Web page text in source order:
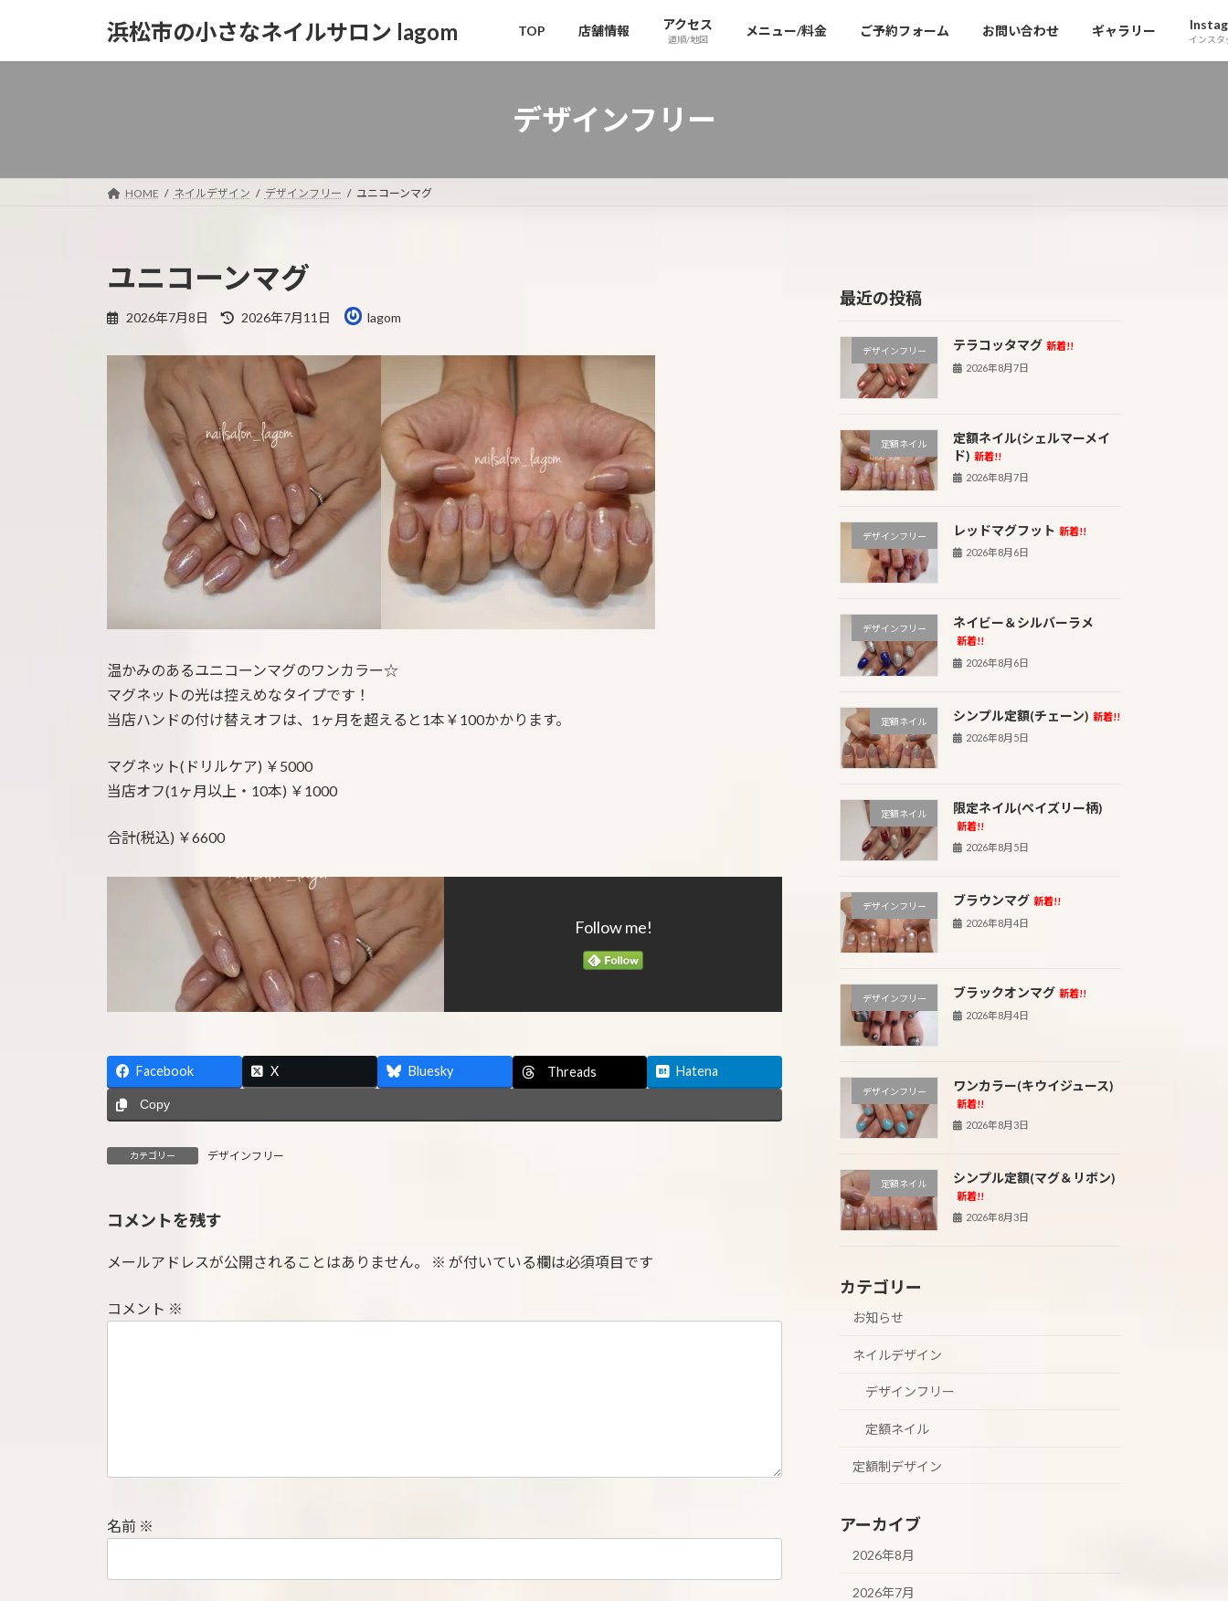
浜松市の小さなネイルサロン lagom TOP 店舗情報 アクセス
道順/地図
メニュー/料金 ご予約フォーム お問い合わせ ギャラリー
インスタ
デザインフリー
HOME ネイルデザイン デザインフリー ユニコーンマグ
ユニコーンマグ
2026年7月8日
最
新
日
時
:
2026年7月11日 lagom
温かみのあるユニコーンマグのワンカラー☆
マグネットの光は控えめなタイプです！
当店ハンドの付け替えオフは、1ヶ月を超えると1本￥100かかります。
マグネット(ドリルケア) ￥5000
当店オフ(1ヶ月以上・10本) ￥1000
合計(税込) ￥6600
Follow me!
Facebook X Bluesky Threads Hatena
Copy
カテゴリー デザインフリー
コメントを残す
メールアドレスが公開されることはありません。 ※ が付いている欄は必須項目です
コメント ※
名前 ※
最近の投稿
デザインフリー テラコッタマグ 新着!!
2026年8月7日
定額ネイル
定額ネイル(シェルマーメイ
ド) 新着!!
2026年8月7日
デザインフリー レッドマグフット 新着!!
2026年8月6日
デザインフリー ネイビー＆シルバーラメ
新着!!
2026年8月6日
定額ネイル シンプル定額(チェーン) 新着!!
2026年8月5日
定額ネイル 限定ネイル(ペイズリー柄)
新着!!
2026年8月5日
デザインフリー ブラウンマグ 新着!!
2026年8月4日
デザインフリー ブラックオンマグ 新着!!
2026年8月4日
デザインフリー ワンカラー(キウイジュース)
新着!!
2026年8月3日
定額ネイル シンプル定額(マグ＆リボン)
新着!!
2026年8月3日
カテゴリー
お知らせ
ネイルデザイン
デザインフリー
定額ネイル
定額制デザイン
アーカイブ
2026年8月
2026年7月